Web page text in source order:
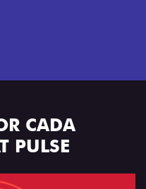
CADA
PULSE